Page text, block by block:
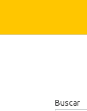
Buscar